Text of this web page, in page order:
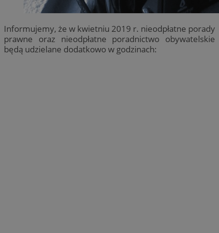
Informujemy, że w kwietniu 2019 r. nieodpłatne porady
prawne oraz nieodpłatne poradnictwo obywatelskie
będą udzielane dodatkowo w godzinach: